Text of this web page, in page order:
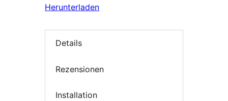
Herunterladen
Details
Rezensionen
Installation